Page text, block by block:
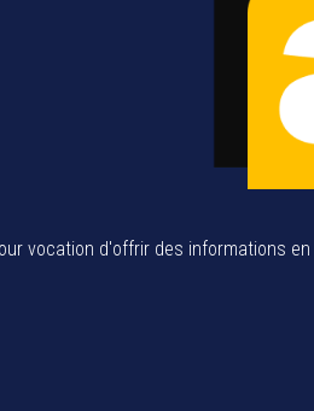
vocation d'offrir des informations